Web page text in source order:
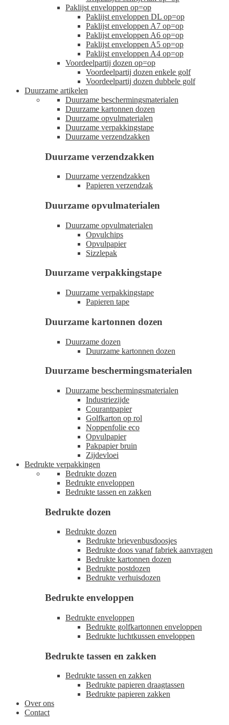
Paklijst enveloppen op=op
Paklijst enveloppen DL op=op
Paklijst enveloppen A7 op=op
Paklijst enveloppen A6 op=op
Paklijst enveloppen A5 op=op
Paklijst enveloppen A4 op=op
Voordeelpartij dozen op=op
Voordeelpartij dozen enkele golf
Voordeelpartij dozen dubbele golf
Duurzame artikelen
Duurzame beschermingsmaterialen
Duurzame kartonnen dozen
Duurzame opvulmaterialen
Duurzame verpakkingstape
Duurzame verzendzakken
Duurzame verzendzakken
Duurzame verzendzakken
Papieren verzendzak
Duurzame opvulmaterialen
Duurzame opvulmaterialen
Opvulchips
Opvulpapier
Sizzlepak
Duurzame verpakkingstape
Duurzame verpakkingstape
Papieren tape
Duurzame kartonnen dozen
Duurzame dozen
Duurzame kartonnen dozen
Duurzame beschermingsmaterialen
Duurzame beschermingsmaterialen
Industriezijde
Courantpapier
Golfkarton op rol
Noppenfolie eco
Opvulpapier
Pakpapier bruin
Zijdevloei
Bedrukte verpakkingen
Bedrukte dozen
Bedrukte enveloppen
Bedrukte tassen en zakken
Bedrukte dozen
Bedrukte dozen
Bedrukte brievenbusdoosjes
Bedrukte doos vanaf fabriek aanvragen
Bedrukte kartonnen dozen
Bedrukte postdozen
Bedrukte verhuisdozen
Bedrukte enveloppen
Bedrukte enveloppen
Bedrukte golfkartonnen enveloppen
Bedrukte luchtkussen enveloppen
Bedrukte tassen en zakken
Bedrukte tassen en zakken
Bedrukte papieren draagtassen
Bedrukte papieren zakken
Over ons
Contact